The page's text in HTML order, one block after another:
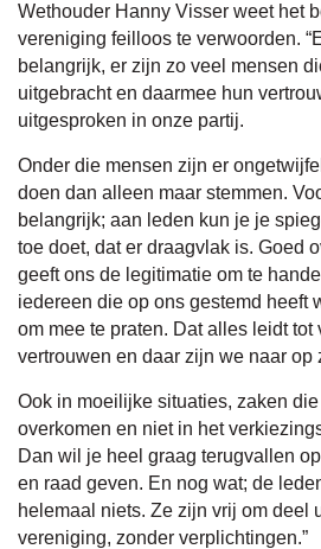
Wethouder Hanny Visser weet het
vereniging feilloos te verwoorden.
belangrijk, er zijn zo veel mensen
uitgebracht en daarmee hun
uitgesproken in onze partij.
Onder die mensen zijn er
doen dan alleen maar stemmen.
belangrijk; aan leden kun je je
toe doet, dat er draagvlak is. Goed
geeft ons de legitimatie om te
iedereen die op ons gestemd heeft
om mee te praten. Dat alles leidt tot
vertrouwen en daar zijn we naar op
Ook in moeilijke situaties, zaken
overkomen en niet in het
Dan wil je heel graag terugvallen
en raad geven. En nog wat; de
helemaal niets. Ze zijn vrij om deel
vereniging, zonder verplichtingen.”